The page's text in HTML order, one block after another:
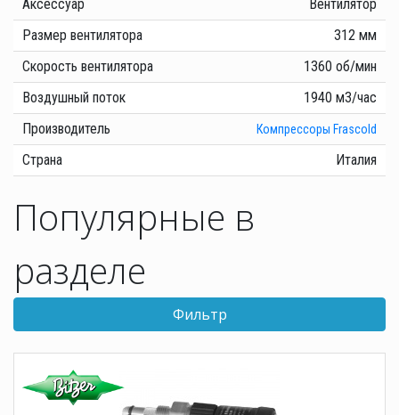
Аксессуар
Вентилятор
Размер вентилятора
312 мм
Скорость вентилятора
1360 об/мин
Воздушный поток
1940 м3/час
Производитель
Компрессоры Frascold
Страна Италия
Популярные в
разделе
Фильтр